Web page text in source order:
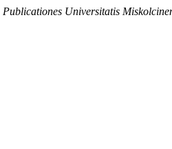
Publicationes Universitatis